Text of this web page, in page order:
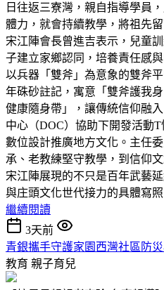
日往返三寮灣，親自指導學員
體力，就會持續教學，將祖先
宋江陣會長曾進吉表示，兒童
子建立家鄉認同，培養責任感
以兵器「雙斧」為意象的雙斧
年硃砂註記，寓意「雙斧護我
健康隨身帶」，讓傳統信仰融
中心（DOC）協助下開發活動
數位設計推廣地方文化。主任
承、老教練堅守教學，到信仰
宋江陣展現的不只是百年武藝
與庄頭文化世代接力的具體寫照
繼續閱讀
3天前
青銀攜手守護家園西灣社區防
教育 親子育兒